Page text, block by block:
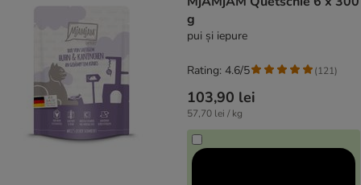
g
pui și iepure
103,90 lei
57,70 lei / kg
Rating: 4.6/5 (121)